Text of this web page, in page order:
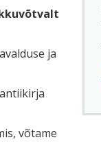
ja
võtame